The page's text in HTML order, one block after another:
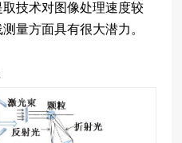
技术对图像处理速度较
量方面具有很大潜力。